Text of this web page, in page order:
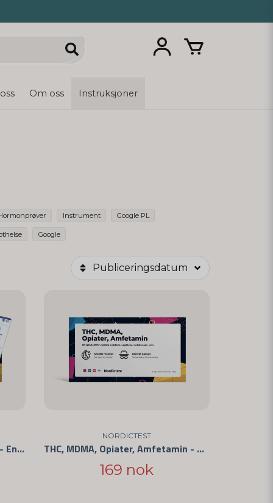
Om oss Instruksjoner
Instrument Google PL
Google
Publiceringsdatum
Legemiddeltest for privat bruk - Enkel å bruke og CE-merket
NORDICTEST
THC, MDMA, Opiater, Amfetamin - 4 substanser
169 nok